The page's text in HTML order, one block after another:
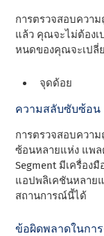
การตรวจสอบความ
แล้ว คุณจะไม่ต้องเ
หนดของคุณจะเปลี่
จุดด้อย
ความสลับซับซ้อน
การตรวจสอบควา
ซ้อนหลายแห่ง แพ
Segment มีเครื่อง
แอปพลิเคชันหลาย
สถานการณ์นี้ได้
ข้อผิดพลาดในกา